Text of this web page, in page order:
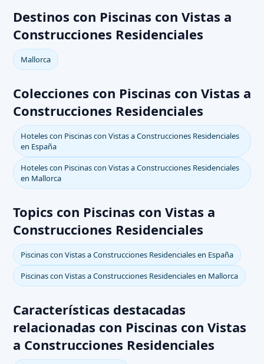
Destinos con Piscinas con Vistas a
Construcciones Residenciales
Mallorca
Colecciones con Piscinas con Vistas a
Construcciones Residenciales
Hoteles con Piscinas con Vistas a Construcciones Residenciales
en España
Hoteles con Piscinas con Vistas a Construcciones Residenciales
en Mallorca
Topics con Piscinas con Vistas a
Construcciones Residenciales
Piscinas con Vistas a Construcciones Residenciales en España
Piscinas con Vistas a Construcciones Residenciales en Mallorca
Características destacadas
relacionadas con Piscinas con Vistas
a Construcciones Residenciales